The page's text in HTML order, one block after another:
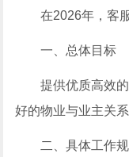
在2026年，客
一、总体目标
提供优质高效
好的物业与业主关
二、具体工作规